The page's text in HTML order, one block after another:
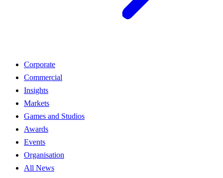
Corporate
Commercial
Insights
Markets
Games and Studios
Awards
Events
Organisation
All News